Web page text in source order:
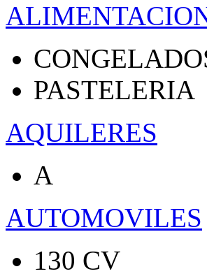
PASTELERIA
AQUILERES
A
AUTOMOVILES
130 CV